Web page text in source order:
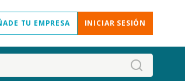
TU EMPRESA INICIAR SESIÓN